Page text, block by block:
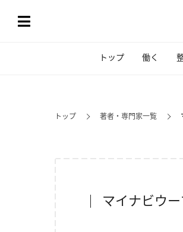
トップ 働く
トップ 著者・専門家一覧
マイナビウ